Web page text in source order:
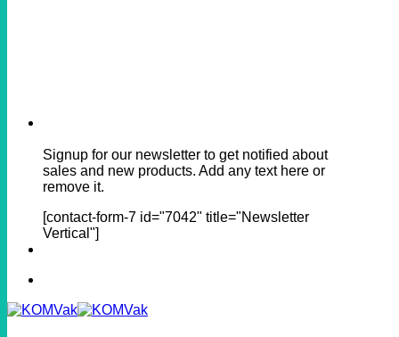
Signup for our newsletter to get notified about
sales and new products. Add any text here or
remove it.
[contact-form-7 id="7042" title="Newsletter
Vertical"]